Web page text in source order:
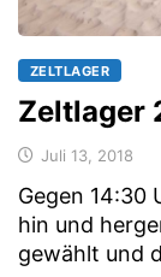
ZELTLAGER
Zeltlager
Juli 13, 2018
Gegen 14:30
hin und
gewählt und